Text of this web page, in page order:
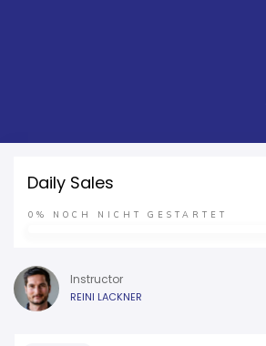
Daily Sales
0% NOCH NICHT GESTARTET
Instructor
REINI LACKNER